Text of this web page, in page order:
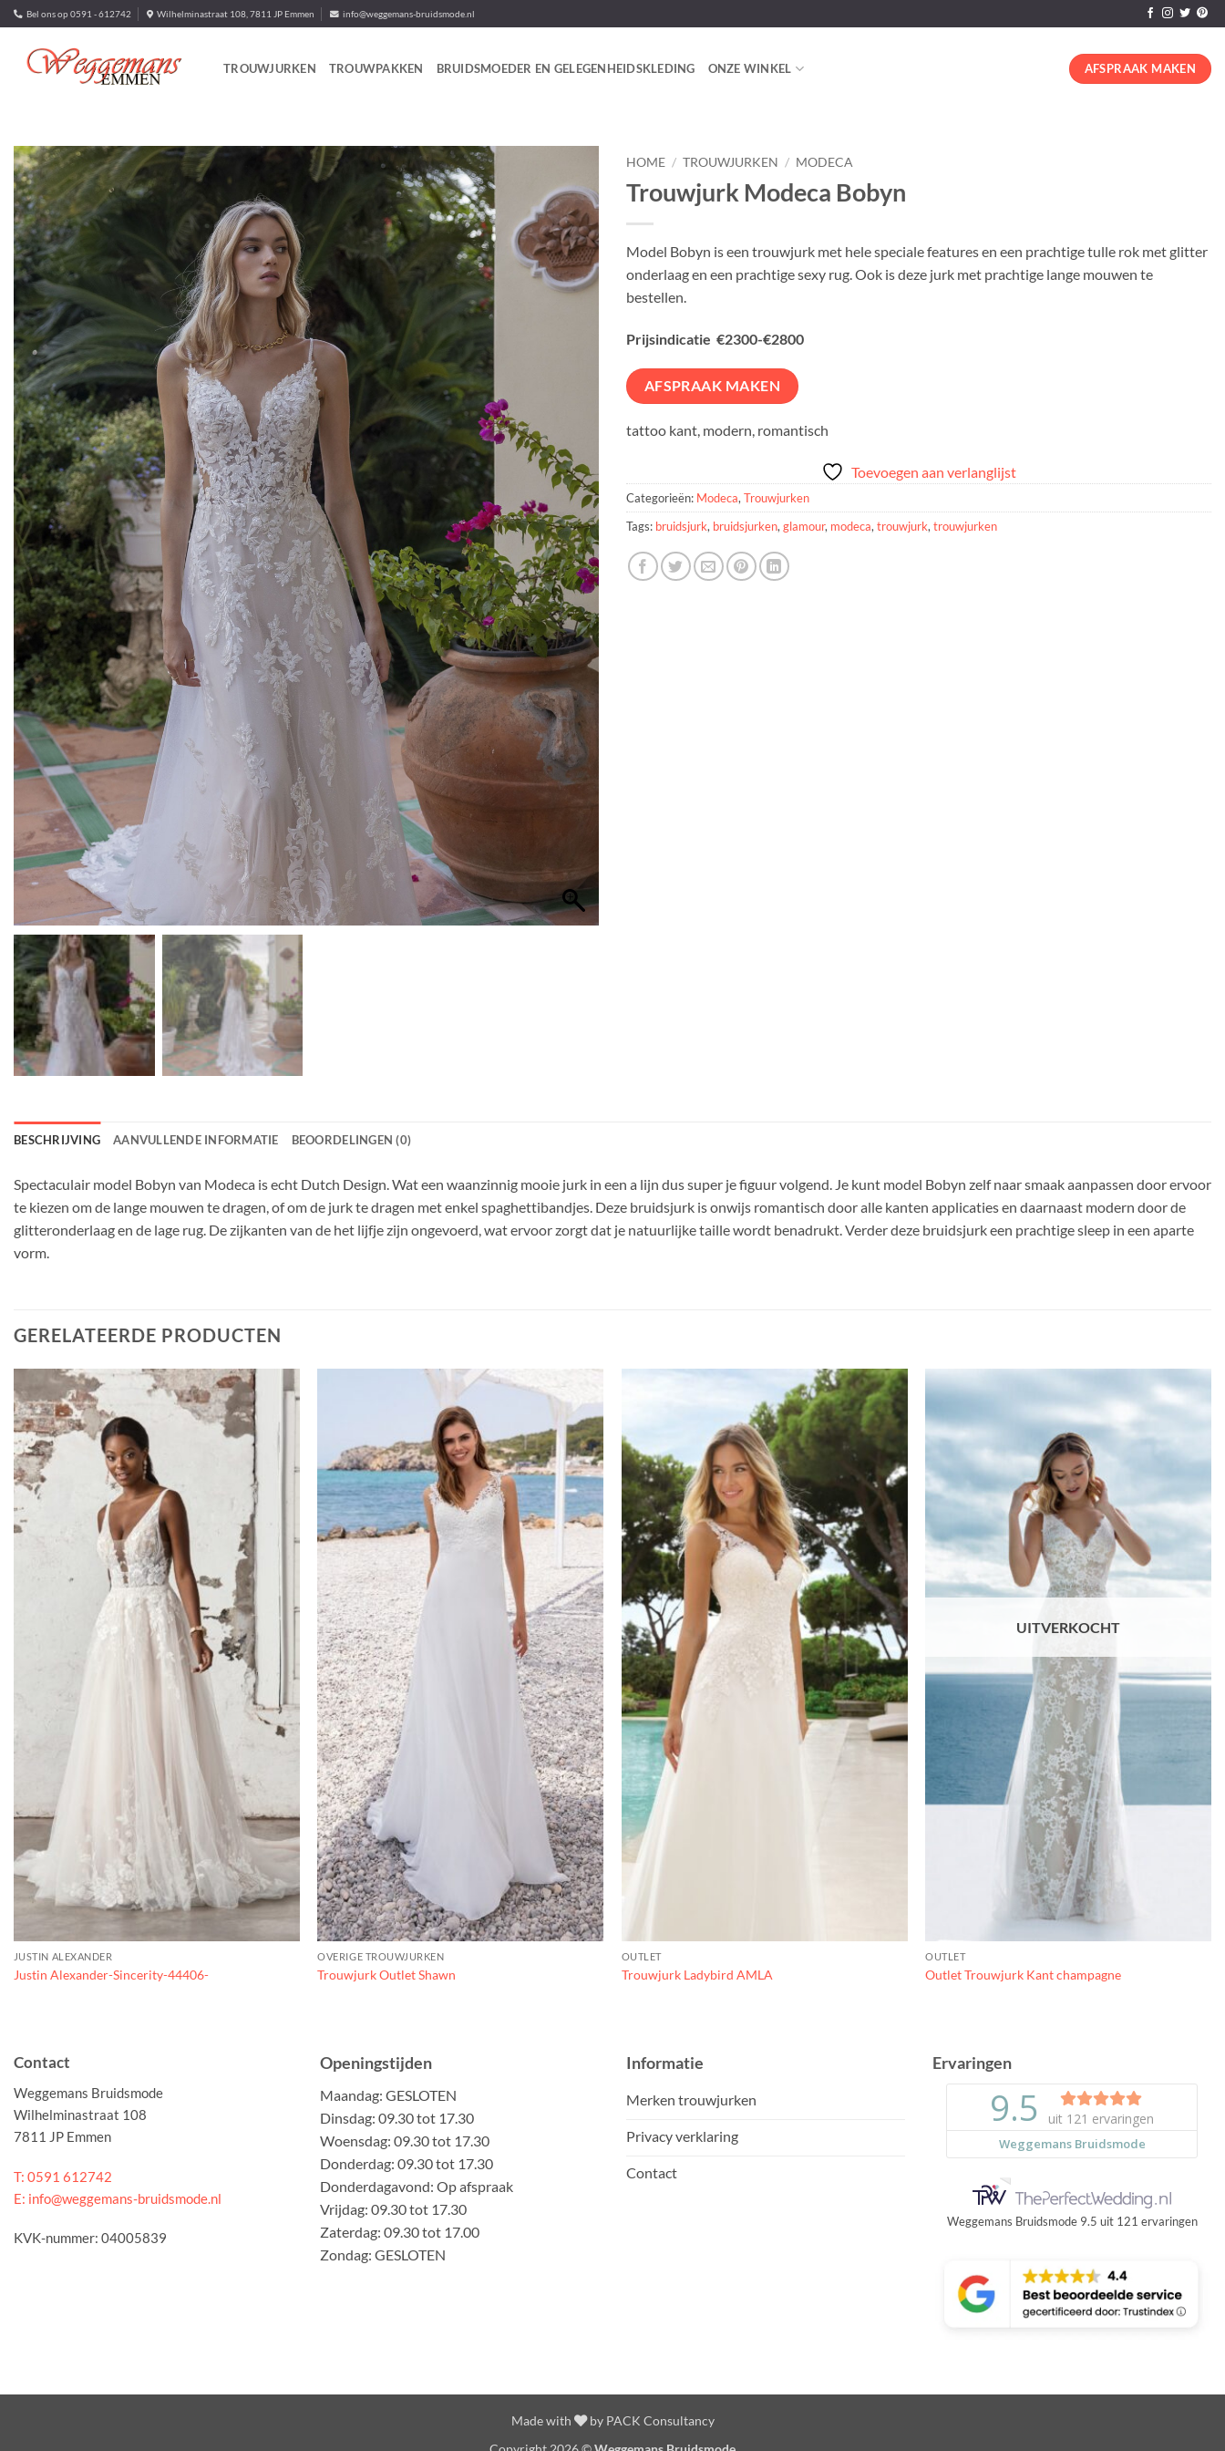
Ga
naar
inhoud
Bel ons op 0591 - 612742 Wilhelminastraat 108, 7811 JP Emmen info@weggemans-bruidsmode.nl
TROUWJURKEN TROUWPAKKEN BRUIDSMOEDER EN GELEGENHEIDSKLEDING ONZE WINKEL AFSPRAAK MAKEN
HOME / TROUWJURKEN / MODECA
Trouwjurk Modeca Bobyn
Model Bobyn is een trouwjurk met hele speciale features en een prachtige tulle rok met glitter
onderlaag en een prachtige sexy rug. Ook is deze jurk met prachtige lange mouwen te
bestellen.
Prijsindicatie €2300-€2800
AFSPRAAK MAKEN
tattoo kant, modern, romantisch
Toevoegen aan verlanglijst
Categorieën: Modeca, Trouwjurken
Tags: bruidsjurk, bruidsjurken, glamour, modeca, trouwjurk, trouwjurken
BESCHRIJVING AANVULLENDE INFORMATIE BEOORDELINGEN (0)
Spectaculair model Bobyn van Modeca is echt Dutch Design. Wat een waanzinnig mooie jurk in een a lijn dus super je figuur volgend. Je kunt model Bobyn zelf naar smaak aanpassen door ervoor
te kiezen om de lange mouwen te dragen, of om de jurk te dragen met enkel spaghettibandjes. Deze bruidsjurk is onwijs romantisch door alle kanten applicaties en daarnaast modern door de
glitteronderlaag en de lage rug. De zijkanten van de het lijfje zijn ongevoerd, wat ervoor zorgt dat je natuurlijke taille wordt benadrukt. Verder deze bruidsjurk een prachtige sleep in een aparte
vorm.
GERELATEERDE PRODUCTEN
Toevoegen
aan
verlanglijst
JUSTIN ALEXANDER
Justin Alexander-Sincerity-44406-
Toevoegen
aan
verlanglijst
OVERIGE TROUWJURKEN
Trouwjurk Outlet Shawn
Toevoegen
aan
verlanglijst
OUTLET
Trouwjurk Ladybird AMLA
UITVERKOCHT
OUTLET
Outlet Trouwjurk Kant champagne
Contact
Weggemans Bruidsmode
Wilhelminastraat 108
7811 JP Emmen
T: 0591 612742
E: info@weggemans-bruidsmode.nl
KVK-nummer: 04005839
Openingstijden
Maandag: GESLOTEN
Dinsdag: 09.30 tot 17.30
Woensdag: 09.30 tot 17.30
Donderdag: 09.30 tot 17.30
Donderdagavond: Op afspraak
Vrijdag: 09.30 tot 17.30
Zaterdag: 09.30 tot 17.00
Zondag: GESLOTEN
Informatie
Merken trouwjurken
Privacy verklaring
Contact
Ervaringen
Weggemans Bruidsmode 9.5 uit 121 ervaringen
Made with by PACK Consultancy